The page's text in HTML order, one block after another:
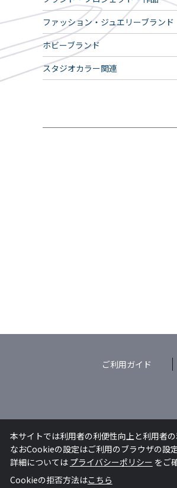
ファッション・ジュエリーブランド
ホビーブランド
スタジオカラー関連
ご利用ガイド
本サイトでは利用者の利便性向上と利用者
なおCookieの設定はご利用のブラウザの設
詳細については プライバシーポリシー をご
Cookieの拒否方法はこちら